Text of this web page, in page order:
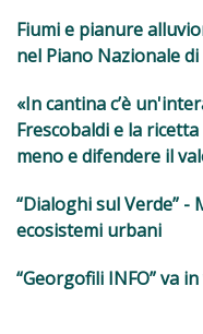
Fiumi e pianure
nel Piano Nazionale
«In cantina c’è
Frescobaldi e la
meno e difendere il
“Dialoghi sul Verde”
ecosistemi urbani
“Georgofili INFO” va